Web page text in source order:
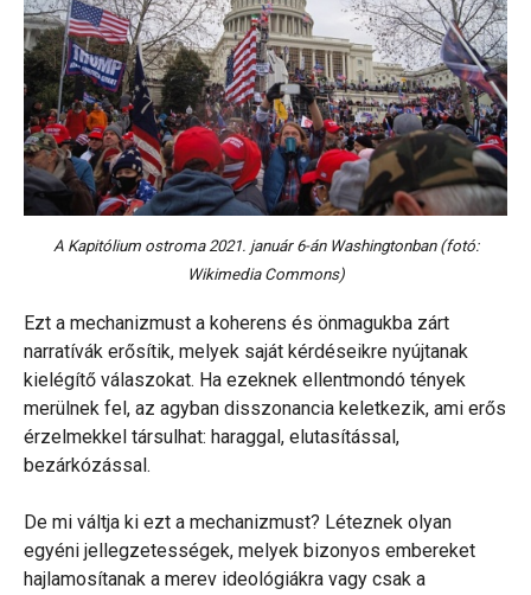
A Kapitólium ostroma 2021. január 6-án Washingtonban (fotó:
Wikimedia Commons)
Ezt a mechanizmust a koherens és önmagukba zárt
narratívák erősítik, melyek saját kérdéseikre nyújtanak
kielégítő válaszokat. Ha ezeknek ellentmondó tények
merülnek fel, az agyban disszonancia keletkezik, ami erős
érzelmekkel társulhat: haraggal, elutasítással,
bezárkózással.
De mi váltja ki ezt a mechanizmust? Léteznek olyan
egyéni jellegzetességek, melyek bizonyos embereket
hajlamosítanak a merev ideológiákra vagy csak a